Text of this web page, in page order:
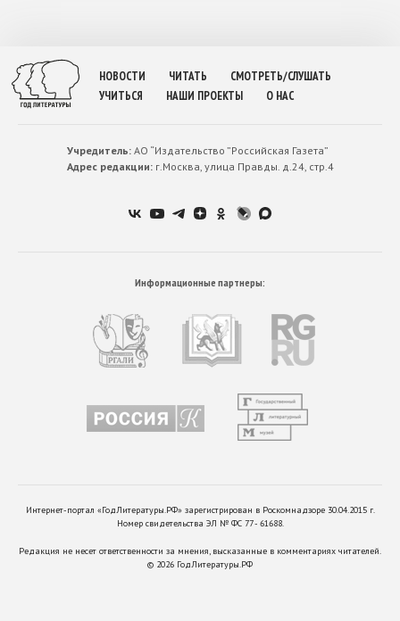
НОВОСТИ ЧИТАТЬ
СМОТРЕТЬ/СЛУШАТЬ
УЧИТЬСЯ
НАШИ ПРОЕКТЫ О НАС
Учредитель:АО “Издательство ”Российская Газета”
Адрес редакции:г.Москва, улица Правды. д.24, стр.4
Информационные партнеры:
Интернет-портал «ГодЛитературы.РФ» зарегистрирован в Роскомнадзоре 30.04.2015 г.
Номер свидетельства ЭЛ № ФС 77 - 61688.
Редакция не несет ответственности за мнения, высказанные в комментариях читателей.
© 2026 ГодЛитературы.РФ